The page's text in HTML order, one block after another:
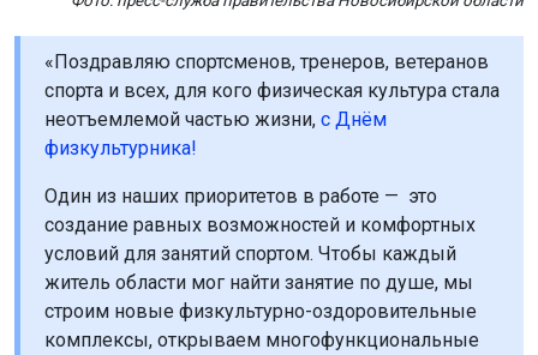
«Поздравляю спортсменов, тренеров, ветеранов
спорта и всех, для кого физическая культура стала
неотъемлемой частью жизни, с Днём
физкультурника!
Один из наших приоритетов в работе — это
создание равных возможностей и комфортных
условий для занятий спортом. Чтобы каждый
житель области мог найти занятие по душе, мы
строим новые физкультурно-оздоровительные
комплексы, открываем многофункциональные